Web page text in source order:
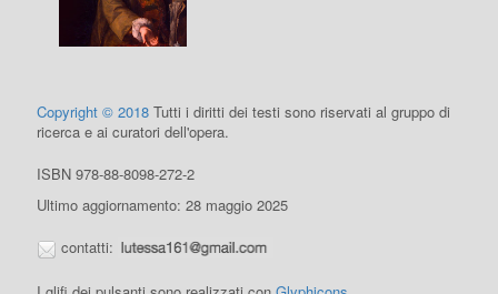
Copyright © 2018 Tutti i diritti dei testi sono riservati al gruppo di
ricerca e ai curatori dell'opera.
ISBN 978-88-8098-272-2
Ultimo aggiornamento: 28 maggio 2025
contatti: